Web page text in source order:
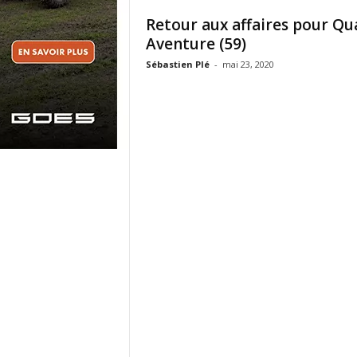
Retour aux affaires pour
Aventure (59)
Sébastien Plé - mai 23, 2020